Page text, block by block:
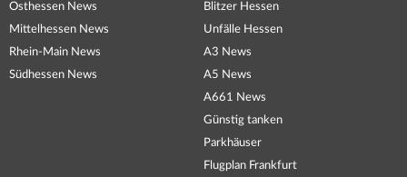
Osthessen News
Mittelhessen News
Rhein-Main News
Südhessen News
Blitzer Hessen
Unfälle Hessen
A3 News
A5 News
A661 News
Günstig tanken
Parkhäuser
Flugplan Frankfurt